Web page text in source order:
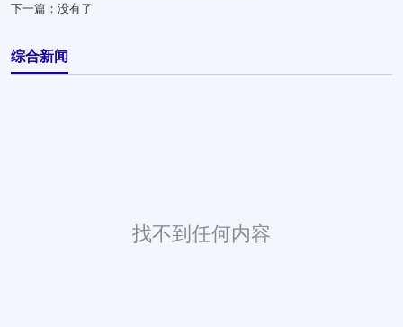
下一篇： 没有了
综合新闻
找不到任何内容